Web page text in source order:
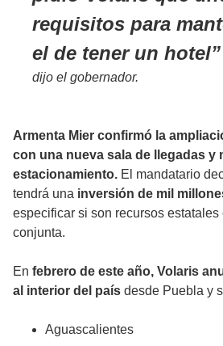
requisitos para
el de tener un hotel
dijo el gobernador.
Armenta Mier confirmó la
con una nueva sala de llegadas y
estacionamiento. El mandatario
tendrá una inversión de mil
especificar si son recursos estatales
conjunta.
En febrero de este año, Volaris
al interior del país desde Puebla y
Aguascalientes